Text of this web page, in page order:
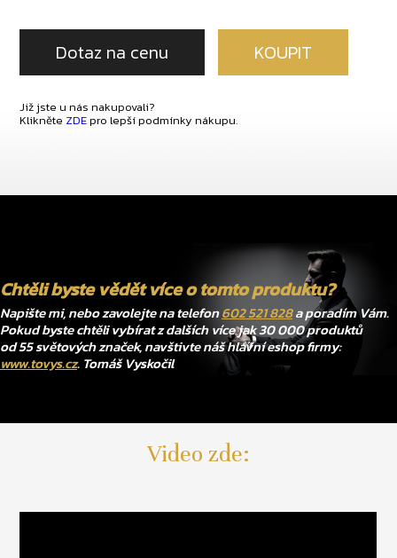
Dotaz na cenu KOUPIT
Již jste u nás nakupovali?
Klikněte ZDEpro lepší podmínky nákupu.
Chtěli byste vědět více o tomto produktu?
Napište mi, nebo zavolejte na telefon602 521 828a poradím Vám.
Pokud byste chtěli vybírat z dalších více jak 30 000 produktů
od 55 světových značek, navštivte náš hlavní eshop firmy:
www.tovys.cz. Tomáš Vyskočil
Video zde: